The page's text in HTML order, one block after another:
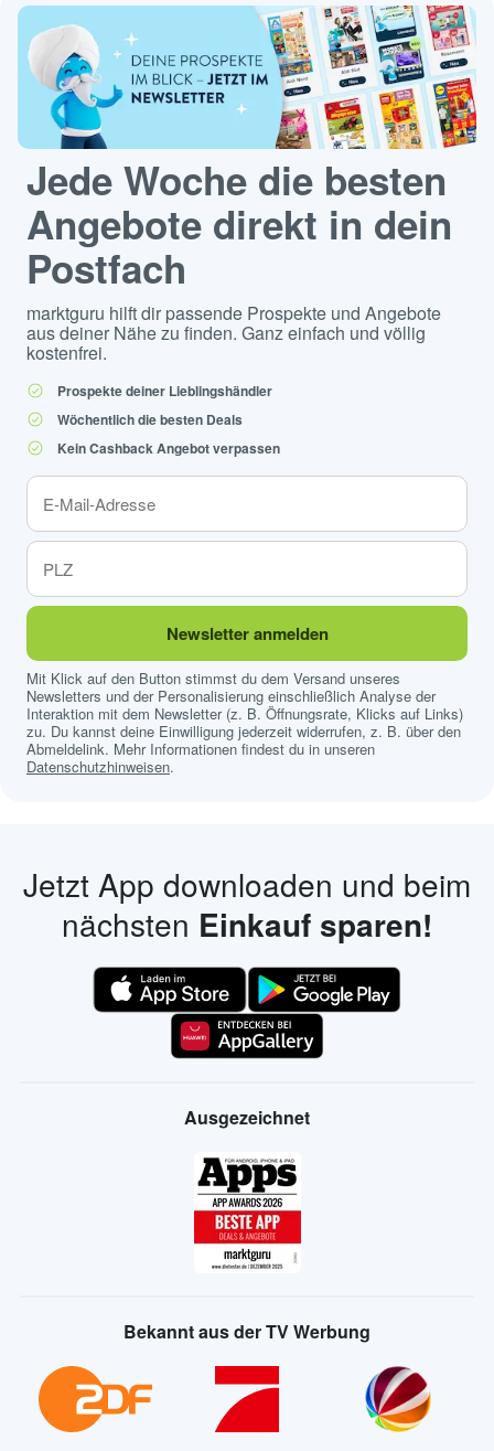
Jede Woche die besten
Angebote direkt in dein
Postfach
marktguru hilft dir passende Prospekte und Angebote
aus deiner Nähe zu finden. Ganz einfach und völlig
kostenfrei.
Prospekte deiner Lieblingshändler
Wöchentlich die besten Deals
Kein Cashback Angebot verpassen
Newsletter anmelden
Mit Klick auf den Button stimmst du dem Versand unseres
Newsletters und der Personalisierung einschließlich Analyse der
Interaktion mit dem Newsletter (z. B. Öffnungsrate, Klicks auf Links)
zu. Du kannst deine Einwilligung jederzeit widerrufen, z. B. über den
Abmeldelink. Mehr Informationen findest du in unseren
Datenschutzhinweisen.
Jetzt App downloaden und beim
nächsten Einkauf sparen!
Ausgezeichnet
Bekannt aus der TV Werbung